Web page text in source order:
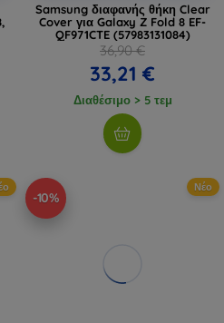
Samsung διαφανής θήκη Clear
Cover για Galaxy Z Fold 8 EF-
QF971CTE (57983131084)
36,90 €
33,21 €
Διαθέσιμο > 5 τεμ
-10%
Νέο